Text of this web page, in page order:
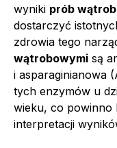
wyniki prób
dostarczyć
zdrowia tego
wątrobowymi są
i asparaginianowa
tych enzymów u
wieku, co powinno
interpretacji